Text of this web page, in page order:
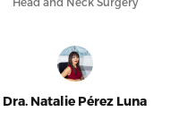
Dra. Natalie Pérez Luna